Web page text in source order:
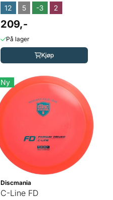
12 5 -3 2
209,-
På lager
Kjøp
Ny
Discmania
C-Line FD